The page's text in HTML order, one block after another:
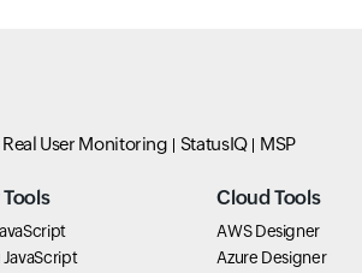
Real User Monitoring StatusIQ MSP
Cloud Tools
AWS Designer
Azure Designer